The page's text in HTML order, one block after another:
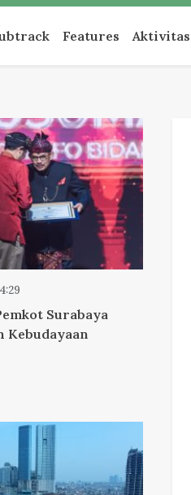
Features Aktivitas
Surabaya
Kebudayaan